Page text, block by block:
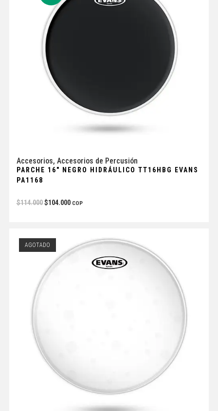
Accesorios, Accesorios de Percusión
PARCHE 16″ NEGRO HIDRÁULICO TT16HBG EVANS
PA1168
$114.000 $104.000 COP
AGOTADO